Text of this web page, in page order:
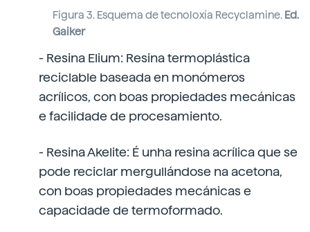
Figura 3. Esquema de tecnoloxía Recyclamine. Ed.
Gaiker
- Resina Elium: Resina termoplástica
reciclable baseada en monómeros
acrílicos, con boas propiedades mecánicas
e facilidade de procesamiento.
- Resina Akelite: É unha resina acrílica que se
pode reciclar mergullándose na acetona,
con boas propiedades mecánicas e
capacidade de termoformado.